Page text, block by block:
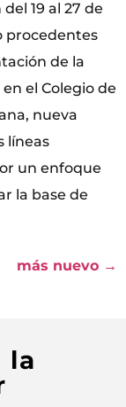
19 al 27 de
procedentes
de la
el Colegio de
nueva
líneas
un enfoque
la base de
más nuevo →
la